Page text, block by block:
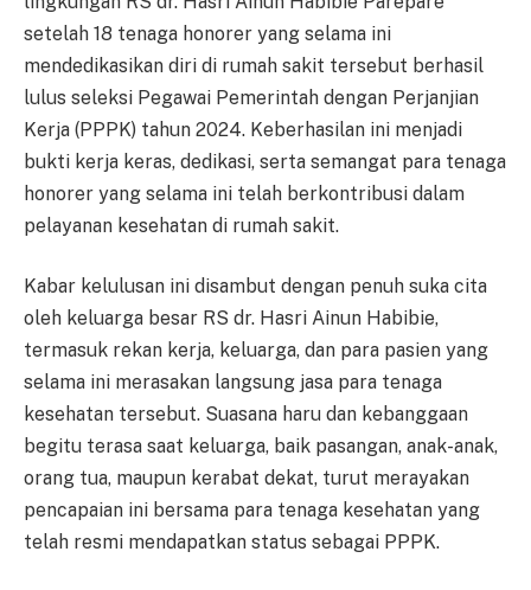
setelah 18 tenaga honorer yang selama ini
mendedikasikan diri di rumah sakit tersebut berhasil
lulus seleksi Pegawai Pemerintah dengan Perjanjian
Kerja (PPPK) tahun 2024. Keberhasilan ini menjadi
bukti kerja keras, dedikasi, serta semangat para tenaga
honorer yang selama ini telah berkontribusi dalam
pelayanan kesehatan di rumah sakit.
Kabar kelulusan ini disambut dengan penuh suka cita
oleh keluarga besar RS dr. Hasri Ainun Habibie,
termasuk rekan kerja, keluarga, dan para pasien yang
selama ini merasakan langsung jasa para tenaga
kesehatan tersebut. Suasana haru dan kebanggaan
begitu terasa saat keluarga, baik pasangan, anak-anak,
orang tua, maupun kerabat dekat, turut merayakan
pencapaian ini bersama para tenaga kesehatan yang
telah resmi mendapatkan status sebagai PPPK.